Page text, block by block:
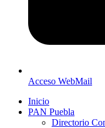
Acceso WebMail
Inicio
PAN Puebla
Directorio